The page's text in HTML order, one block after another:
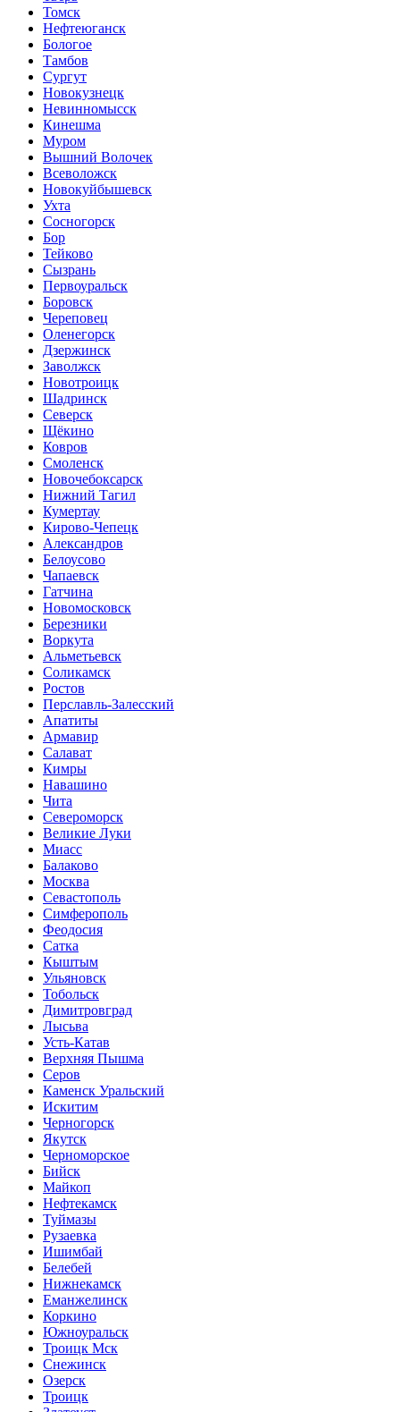
Томск
Нефтеюганск
Бологое
Тамбов
Сургут
Новокузнецк
Невинномысск
Кинешма
Муром
Вышний Волочек
Всеволожск
Новокуйбышевск
Ухта
Сосногорск
Бор
Тейково
Сызрань
Первоуральск
Боровск
Череповец
Оленегорск
Дзержинск
Заволжск
Новотроицк
Шадринск
Северск
Щёкино
Ковров
Смоленск
Новочебоксарск
Нижний Тагил
Кумертау
Кирово-Чепецк
Александров
Белоусово
Чапаевск
Гатчина
Новомосковск
Березники
Воркута
Альметьевск
Соликамск
Ростов
Перславль-Залесский
Апатиты
Армавир
Салават
Кимры
Навашино
Чита
Североморск
Великие Луки
Миасс
Балаково
Москва
Севастополь
Симферополь
Феодосия
Сатка
Кыштым
Ульяновск
Тобольск
Димитровград
Лысьва
Усть-Катав
Верхняя Пышма
Серов
Каменск Уральский
Искитим
Черногорск
Якутск
Черноморское
Бийск
Майкоп
Нефтекамск
Туймазы
Рузаевка
Ишимбай
Белебей
Нижнекамск
Еманжелинск
Коркино
Южноуральск
Троицк Мск
Снежинск
Озерск
Троицк